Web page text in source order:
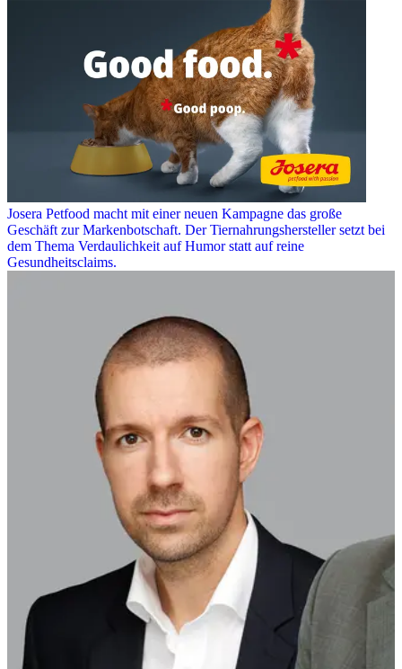
Josera Petfood macht mit einer neuen Kampagne das große
Geschäft zur Markenbotschaft. Der Tiernahrungshersteller setzt bei
dem Thema Verdaulichkeit auf Humor statt auf reine
Gesundheitsclaims.